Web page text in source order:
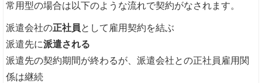
常用型の場合は以下のような流れで契約がなされます。
派遣会社の正社員として雇用契約を結ぶ
派遣先に派遣される
派遣先の契約期間が終わるが、派遣会社との正社員雇用関
係は継続